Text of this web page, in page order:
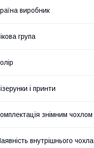
виробник
група
і принти
знімним чохлом
внутрішнього чохла